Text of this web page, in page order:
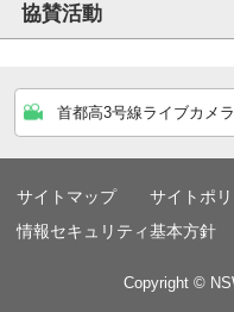
協賛活動
首都高3号線ライブカメラ
サイトマップ サイトポ
情報セキュリティ基本方針
Copyright ©